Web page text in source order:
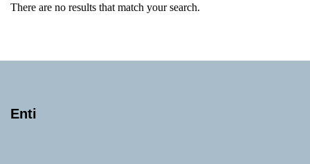
There are no results that match your search.
Enti